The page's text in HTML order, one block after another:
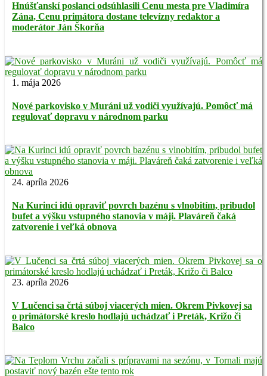
Hnúšťanskí poslanci odsúhlasili Cenu mesta pre Vladimíra
Zána, Cenu primátora dostane televízny redaktor a
moderátor Ján Škorňa
1. mája 2026
Nové parkovisko v Muráni už vodiči využívajú. Pomôcť má
regulovať dopravu v národnom parku
24. apríla 2026
Na Kurinci idú opraviť povrch bazénu s vlnobitím, pribudol
bufet a výšku vstupného stanovia v máji. Plaváreň čaká
zatvorenie i veľká obnova
23. apríla 2026
V Lučenci sa črtá súboj viacerých mien. Okrem Pivkovej sa
o primátorské kreslo hodlajú uchádzať i Preták, Križo či
Balco